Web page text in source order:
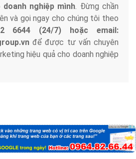
nghiệp mình. Đừng chần
và gọi ngay cho chúng tôi theo
6644 (24/7) hoặc email:
để được tư vấn chuyên
hiệu quả cho doanh nghiệp